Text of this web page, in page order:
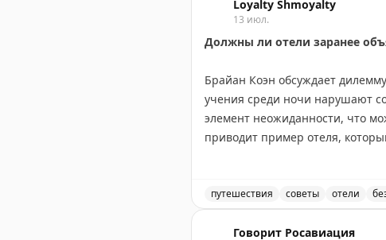
Пошёл дальше разгребать этот
Вопросы, запросы, записи —
Stay tuned!
Подписаться на Матрассы
Loyalty Shmoyalty
13 июл.
Должны ли отели заранее
Брайан Коэн обсуждает
учения среди ночи нарушают
элемент неожиданности, что
приводит пример отеля,
ситуации. Вопрос остается
реальной опасности?
путешествия советы отели
Говорит Росавиация